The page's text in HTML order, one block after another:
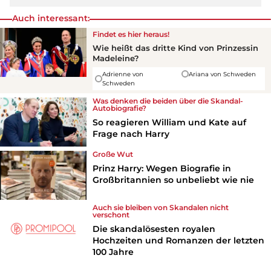
Auch interessant:
Findet es hier heraus!
Wie heißt das dritte Kind von Prinzessin
Madeleine?
Adrienne von
Schweden
Ariana von Schweden
Was denken die beiden über die Skandal-
Autobiografie?
So reagieren William und Kate auf
Frage nach Harry
Große Wut
Prinz Harry: Wegen Biografie in
Großbritannien so unbeliebt wie nie
Auch sie bleiben von Skandalen nicht
verschont
Die skandalösesten royalen
Hochzeiten und Romanzen der letzten
100 Jahre